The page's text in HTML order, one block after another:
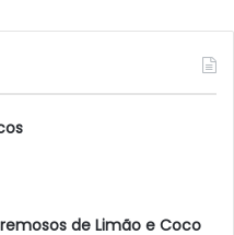
de Limão e Coco